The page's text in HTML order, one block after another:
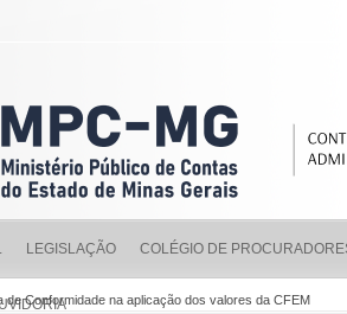
LEGISLAÇÃO COLÉGIO DE
de Conformidade na aplicação dos valores da CFEM